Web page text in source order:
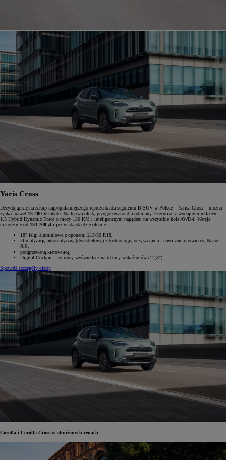
Yaris Cross
Decydując się na zakup najpopularniejszego reprezentanta segmentu B-SUV w Polsce – Yarisa Cross – można
zyskać nawet 15 200 zł rabatu. Najlepszą ofertą przygotowano dla odmiany Executive z wydajnym układem
1.5 Hybrid Dynamic Force o mocy 130 KM i inteligentnym napędem na wszystkie koła AWD-i. Wersja
ta kosztuje od 133 700 zł i już w standardzie oferuje:
18" felgi aluminiowe z oponami 215/50 R18,
klimatyzację automatyczną (dwustrefową) z technologią oczyszczania i nawilżania powietrza Nanoe-
X®,
podgrzewaną kierownicę,
Digital Cockpit – cyfrowy wyświetlacz na tablicy wskaźników (12,3").
Sprawdź szczegóły oferty
Corolla i Corolla Cross w obniżonych cenach